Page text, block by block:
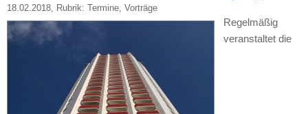
18.02.2018, Rubrik: Termine, Vorträge
Regelmäßig
veranstaltet die